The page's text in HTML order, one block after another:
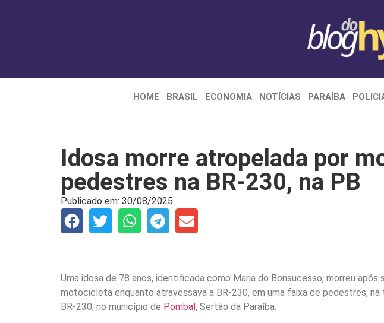
HOME BRASIL ECONOMIA NOTÍCIAS PARAÍBA
Idosa morre atropelada por
pedestres na BR-230, na PB
Publicado em: 30/08/2025
Uma idosa de 78 anos, identificada como Maria do Bonsucesso, morreu após
motocicleta enquanto atravessava a BR-230, em uma faixa de pedestres,
BR-230, no município de Pombal, Sertão da Paraíba.